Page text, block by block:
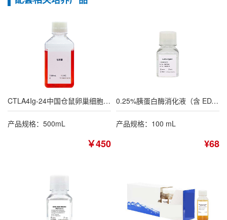
CTLA4Ig-24中国仓鼠卵巢细胞专用培养基
产品规格：500mL
￥450
0.25%胰蛋白酶消化液（含 EDTA，不含酚红）
产品规格：100 mL
¥68